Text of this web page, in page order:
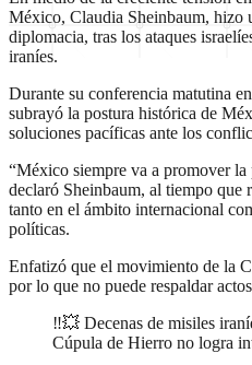
México, Claudia Sheinbaum, hizo
diplomacia, tras los ataques
iraníes.
Durante su conferencia matutina
subrayó la postura histórica de
soluciones pacíficas ante los
“México siempre va a promover la
declaró Sheinbaum, al tiempo que
tanto en el ámbito internacional
políticas.
Enfatizó que el movimiento de la
por lo que no puede respaldar
‼️💥 Decenas de misiles
Cúpula de Hierro no logra